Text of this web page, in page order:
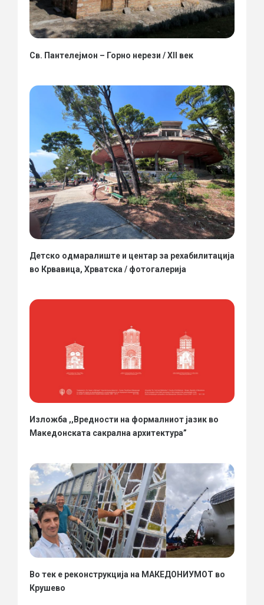
Св. Пантелејмон – Горно нерези / XII век
Детско одмаралиште и центар за рехабилитација
во Крвавица, Хрватска / фотогалерија
Изложба ,,Вредности на формалниот јазик во
Македонската сакрална архитектура”
Во тек е реконструкција на МАКЕДОНИУМОТ во
Крушево